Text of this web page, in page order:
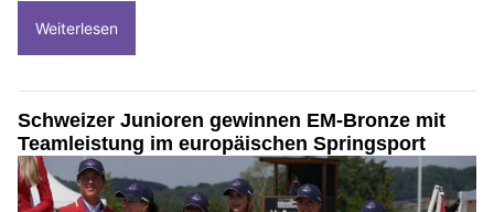
Weiterlesen
Schweizer Junioren gewinnen EM-Bronze mit
Teamleistung im europäischen Springsport